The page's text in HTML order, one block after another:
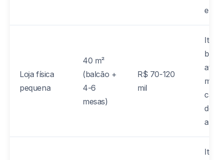
Loja física
pequena
40 m²
(balcão +
4-6
mesas)
R$ 70-120
mil
de